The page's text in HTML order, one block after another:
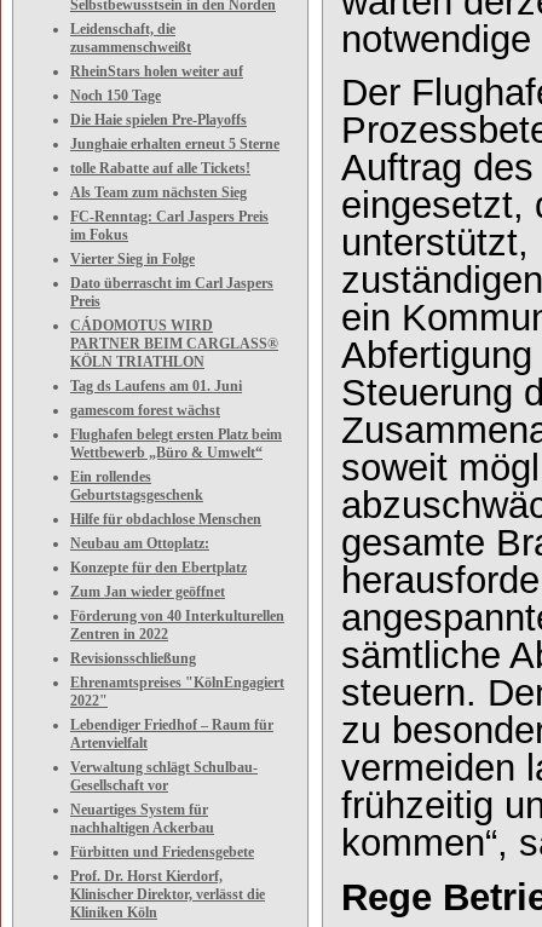
Selbstbewusstsein in den Norden
Leidenschaft, die
zusammenschweißt
RheinStars holen weiter auf
Noch 150 Tage
Die Haie spielen Pre-Playoffs
Junghaie erhalten erneut 5 Sterne
tolle Rabatte auf alle Tickets!
Als Team zum nächsten Sieg
FC-Renntag: Carl Jaspers Preis
im Fokus
Vierter Sieg in Folge
Dato überrascht im Carl Jaspers
Preis
CÁDOMOTUS WIRD
PARTNER BEIM CARGLASS®
KÖLN TRIATHLON
Tag ds Laufens am 01. Juni
gamescom forest wächst
Flughafen belegt ersten Platz beim
Wettbewerb „Büro & Umwelt“
Ein rollendes
Geburtstagsgeschenk
Hilfe für obdachlose Menschen
Neubau am Ottoplatz:
Konzepte für den Ebertplatz
Zum Jan wieder geöffnet
Förderung von 40 Interkulturellen
Zentren in 2022
Revisionsschließung
Ehrenamtspreises "KölnEngagiert
2022"
Lebendiger Friedhof – Raum für
Artenvielfalt
Verwaltung schlägt Schulbau-
Gesellschaft vor
Neuartiges System für
nachhaltigen Ackerbau
Fürbitten und Friedensgebete
Prof. Dr. Horst Kierdorf,
Klinischer Direktor, verlässt die
Kliniken Köln
Der
Auftrag
eingesetzt,
unterstützt,
ein
Steuerung
soweit
gesamte
sämtliche
steuern.
zu
vermeiden
frühzeitig
kommen“,
Rege